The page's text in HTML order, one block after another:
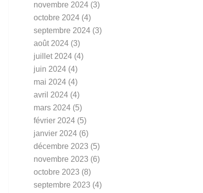
novembre 2024 (3)
octobre 2024 (4)
septembre 2024 (3)
août 2024 (3)
juillet 2024 (4)
juin 2024 (4)
mai 2024 (4)
avril 2024 (4)
mars 2024 (5)
février 2024 (5)
janvier 2024 (6)
décembre 2023 (5)
novembre 2023 (6)
octobre 2023 (8)
septembre 2023 (4)